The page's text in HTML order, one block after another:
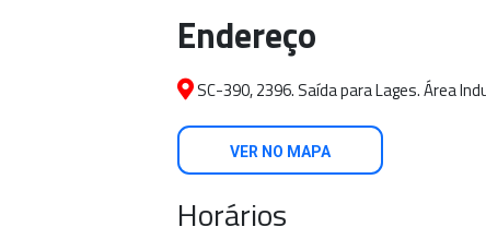
Endereço
SC-390, 2396. Saída para Lages. Área
VER NO MAPA
Horários